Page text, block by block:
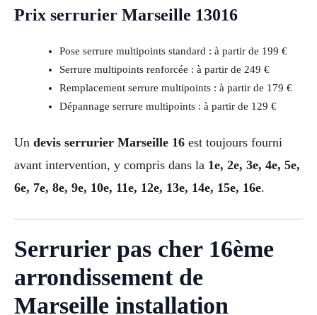
Prix serrurier Marseille 13016
Pose serrure multipoints standard : à partir de 199 €
Serrure multipoints renforcée : à partir de 249 €
Remplacement serrure multipoints : à partir de 179 €
Dépannage serrure multipoints : à partir de 129 €
Un devis serrurier Marseille 16 est toujours fourni
avant intervention, y compris dans la 1e, 2e, 3e, 4e, 5e,
6e, 7e, 8e, 9e, 10e, 11e, 12e, 13e, 14e, 15e, 16e.
Serrurier pas cher 16ème
arrondissement de
Marseille installation